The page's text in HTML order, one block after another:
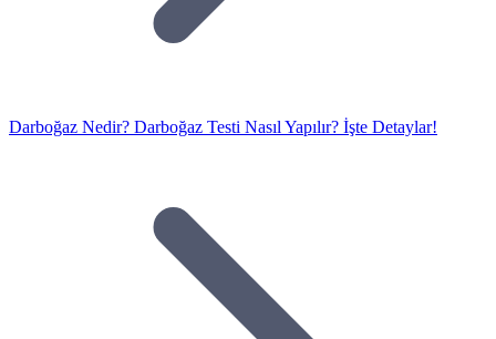
Darboğaz Nedir? Darboğaz Testi Nasıl Yapılır? İşte Detaylar!